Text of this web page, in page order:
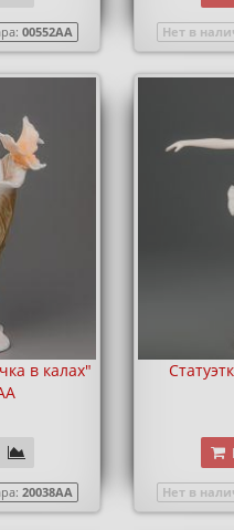
00552AA Нет в
в калах"
20038AA Нет в